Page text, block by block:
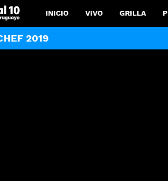
INICIO VIVO GRILLA
2019